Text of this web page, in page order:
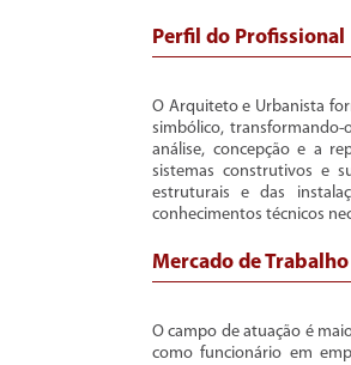
Perfil do Profissional
O Arquiteto e Urbanista
simbólico, transformando-
análise, concepção e a
sistemas construtivos e
estruturais e das
conhecimentos técnicos
Mercado de Trabalho
O campo de atuação é
como funcionário em